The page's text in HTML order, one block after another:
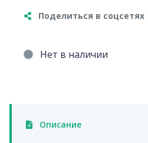
Поделиться в соцсетях
Нет в наличии
Описание